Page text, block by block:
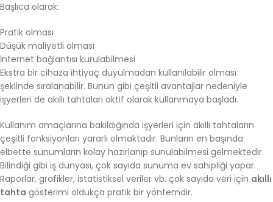
Başlıca olarak:
Pratik olması
Düşük maliyetli olması
İnternet bağlantısı kurulabilmesi
Ekstra bir cihaza ihtiyaç duyulmadan kullanılabilir olması
şeklinde sıralanabilir. Bunun gibi çeşitli avantajlar nedeniyle
işyerleri de akıllı tahtaları aktif olarak kullanmaya başladı.
Kullanım amaçlarına bakıldığında işyerleri için akıllı tahtaların
çeşitli fonksiyonları yararlı olmaktadır. Bunların en başında
elbette sunumların kolay hazırlanıp sunulabilmesi gelmektedir.
Bilindiği gibi iş dünyası, çok sayıda sunuma ev sahipliği yapar.
Raporlar, grafikler, istatistiksel veriler vb. çok sayıda veri için akıllı
tahta gösterimi oldukça pratik bir yöntemdir.